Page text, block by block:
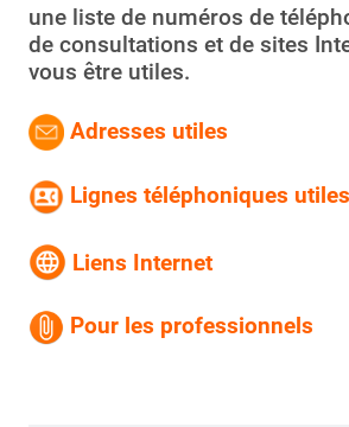
une liste de numéros de
de consultations et de sites
vous être utiles.
Adresses utiles
Lignes téléphoniques utiles
Liens Internet
Pour les professionnels